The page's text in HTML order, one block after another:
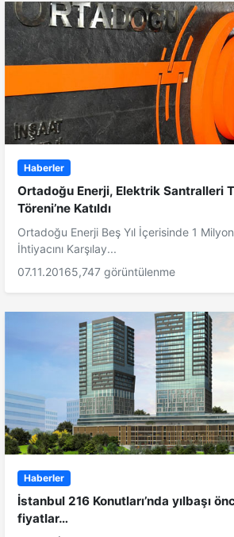
Haberler
Ortadoğu Enerji, Elektrik Santralleri
Töreni’ne Katıldı
Ortadoğu Enerji Beş Yıl İçerisinde 1
İhtiyacını Karşılay...
07.11.20165,747 görüntülenme
Haberler
İstanbul 216 Konutları’nda yılbaşı
fiyatlar…